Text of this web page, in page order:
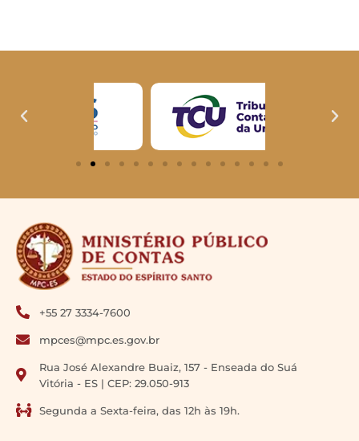
+55 27 3334-7600
mpces@mpc.es.gov.br
Rua José Alexandre Buaiz, 157 - Enseada do Suá
Vitória - ES | CEP: 29.050-913
Segunda a Sexta-feira, das 12h às 19h.